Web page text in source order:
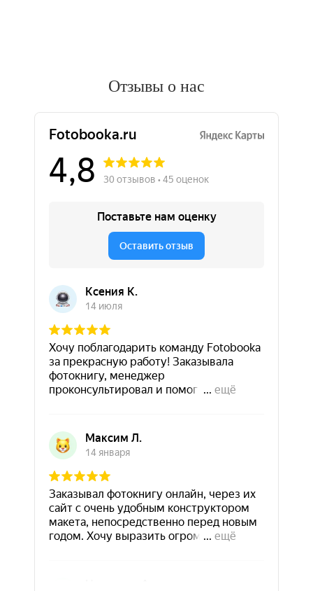
Отзывы о нас